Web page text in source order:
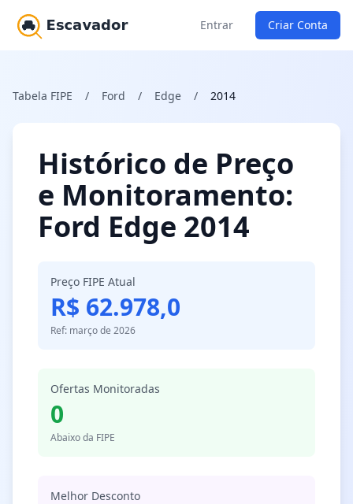
Entrar Criar Conta
Tabela FIPE / Ford / Edge / 2014
Histórico de Preço
e Monitoramento:
Ford Edge 2014
Preço FIPE Atual
R$ 62.978,0
Ref: março de 2026
Ofertas Monitoradas
0
Abaixo da FIPE
Melhor Desconto